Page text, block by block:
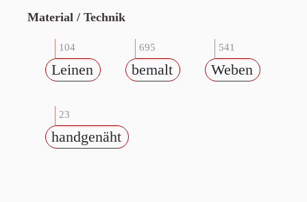
Material / Technik
104
Leinen
695
bemalt
541
Weben
23
handgenäht